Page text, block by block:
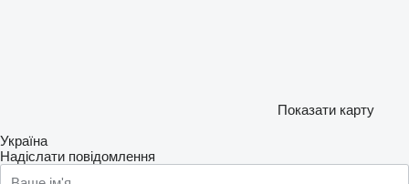
Показати карту
Україна
Надіслати повідомлення